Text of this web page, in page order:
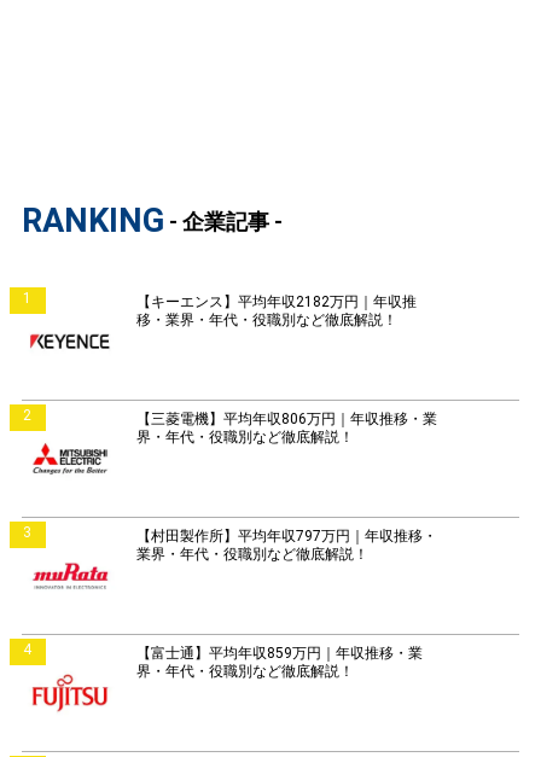
RANKING - 企業記事 -
1
【キーエンス】平均年収2182万円｜年収推
移・業界・年代・役職別など徹底解説！
2
【三菱電機】平均年収806万円｜年収推移・業
界・年代・役職別など徹底解説！
3
【村田製作所】平均年収797万円｜年収推移・
業界・年代・役職別など徹底解説！
4
【富士通】平均年収859万円｜年収推移・業
界・年代・役職別など徹底解説！